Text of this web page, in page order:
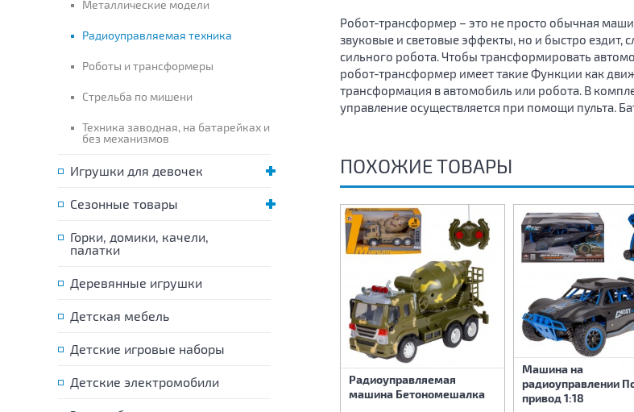
Металлические модели
Радиоуправляемая техника
Роботы и трансформеры
Стрельба по мишени
Техника заводная, на батарейках и
без механизмов
Игрушки для девочек
Сезонные товары
Горки, домики, качели,
палатки
Деревянные игрушки
Детская мебель
Детские игровые наборы
Детские электромобили
Робот-трансформер – это не просто обычная
звуковые и световые эффекты, но и быстро ездит,
сильного робота. Чтобы трансформировать
робот-трансформер имеет такие Функции как
трансформация в автомобиль или робота. В
управление осуществляется при помощи пульта.
ПОХОЖИЕ ТОВАРЫ
радиоуправлении (свет)
радиоуправлении с USB
Радиоуправляемая
машина Бетономешалка
Машина на
радиоуправлении
привод 1:18